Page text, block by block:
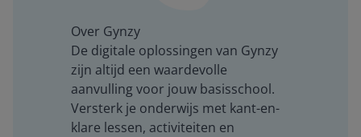
Over Gynzy
De digitale oplossingen van Gynzy
zijn altijd een waardevolle
aanvulling voor jouw basisschool.
Versterk je onderwijs met kant-en-
klare lessen, activiteiten en